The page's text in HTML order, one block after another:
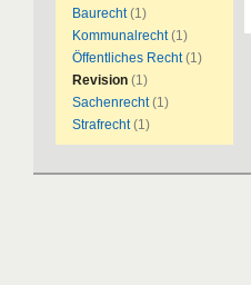
Baurecht (1)
Kommunalrecht(1)
Öffentliches Recht (1)
Revision (1)
Sachenrecht (1)
Strafrecht (1)